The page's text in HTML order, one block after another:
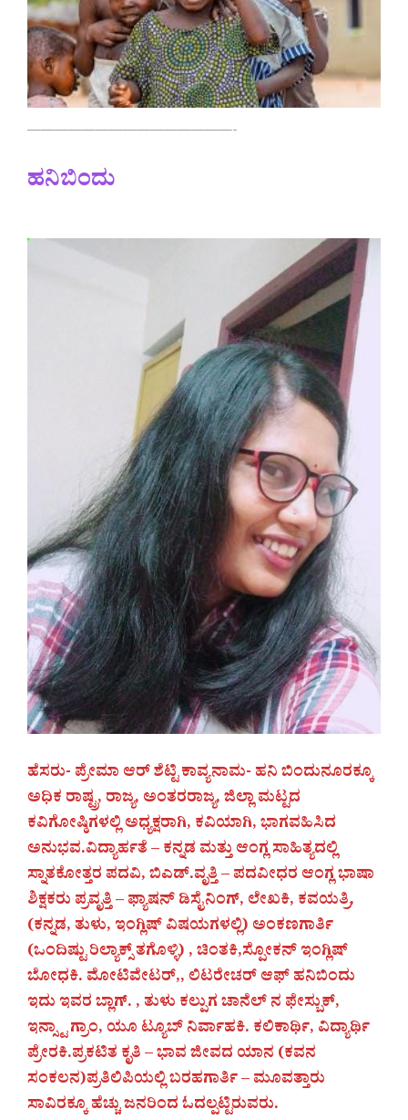
———————————————-
ಹನಿಬಿಂದು
ಹೆಸರು- ಪ್ರೇಮಾ ಆರ್ ಶೆಟ್ಟಿ ಕಾವ್ಯನಾಮ- ಹನಿ ಬಿಂದುನೂರಕ್ಕೂ
ಅಧಿಕ ರಾಷ್ಟ್ರ, ರಾಜ್ಯ, ಅಂತರರಾಜ್ಯ, ಜಿಲ್ಲಾ ಮಟ್ಟದ
ಕವಿಗೋಷ್ಠಿಗಳಲ್ಲಿ ಅಧ್ಯಕ್ಷರಾಗಿ, ಕವಿಯಾಗಿ, ಭಾಗವಹಿಸಿದ
ಅನುಭವ.ವಿದ್ಯಾರ್ಹತೆ – ಕನ್ನಡ ಮತ್ತು ಆಂಗ್ಲ ಸಾಹಿತ್ಯದಲ್ಲಿ
ಸ್ನಾತಕೋತ್ತರ ಪದವಿ, ಬಿಎಡ್.ವೃತ್ತಿ – ಪದವೀಧರ ಆಂಗ್ಲ ಭಾಷಾ
ಶಿಕ್ಷಕರು ಪ್ರವೃತ್ತಿ – ಫ್ಯಾಷನ್ ಡಿಸೈನಿಂಗ್, ಲೇಖಕಿ, ಕವಯತ್ರಿ,
(ಕನ್ನಡ, ತುಳು, ಇಂಗ್ಲಿಷ್ ವಿಷಯಗಳಲ್ಲಿ) ಅಂಕಣಗಾರ್ತಿ
(ಒಂದಿಷ್ಟು ರಿಲ್ಯಾಕ್ಸ್ ತಗೊಳ್ಳಿ) , ಚಿಂತಕಿ,ಸ್ಪೋಕನ್ ಇಂಗ್ಲಿಷ್
ಬೋಧಕಿ. ಮೋಟಿವೇಟರ್,, ಲಿಟರೇಚರ್ ಆಫ್ ಹನಿಬಿಂದು
ಇದು ಇವರ ಬ್ಲಾಗ್. , ತುಳು ಕಲ್ಪುಗ ಚಾನೆಲ್ ನ ಫೇಸ್ಬುಕ್,
ಇನ್ಸ್ಟಾ ಗ್ರಾಂ, ಯೂ ಟ್ಯೂಬ್ ನಿರ್ವಾಹಕಿ. ಕಲಿಕಾರ್ಥಿ, ವಿದ್ಯಾರ್ಥಿ
ಪ್ರೇರಕಿ.ಪ್ರಕಟಿತ ಕೃತಿ – ಭಾವ ಜೀವದ ಯಾನ (ಕವನ
ಸಂಕಲನ)ಪ್ರತಿಲಿಪಿಯಲ್ಲಿ ಬರಹಗಾರ್ತಿ – ಮೂವತ್ತಾರು
ಸಾವಿರಕ್ಕೂ ಹೆಚ್ಚು ಜನರಿಂದ ಓದಲ್ಪಟ್ಟಿರುವರು.